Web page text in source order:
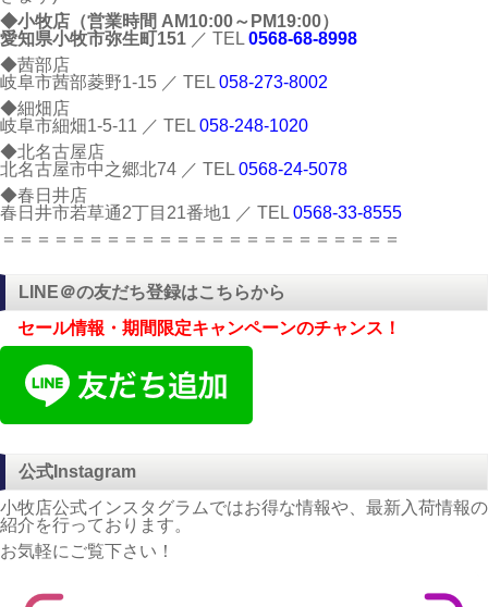
◆小牧店（営業時間 AM10:00～PM19:00）
愛知県小牧市弥生町151 ／ TEL 0568-68-8998
◆茜部店
岐阜市茜部菱野1-15 ／ TEL 058-273-8002
◆細畑店
岐阜市細畑1-5-11 ／ TEL 058-248-1020
◆北名古屋店
北名古屋市中之郷北74 ／ TEL 0568-24-5078
◆春日井店
春日井市若草通2丁目21番地1 ／ TEL 0568-33-8555
＝＝＝＝＝＝＝＝＝＝＝＝＝＝＝＝＝＝＝＝＝＝＝
LINE＠の友だち登録はこちらから
セール情報・期間限定キャンペーンのチャンス！
公式Instagram
小牧店公式インスタグラムではお得な情報や、最新入荷情報の
紹介を行っております。
お気軽にご覧下さい！